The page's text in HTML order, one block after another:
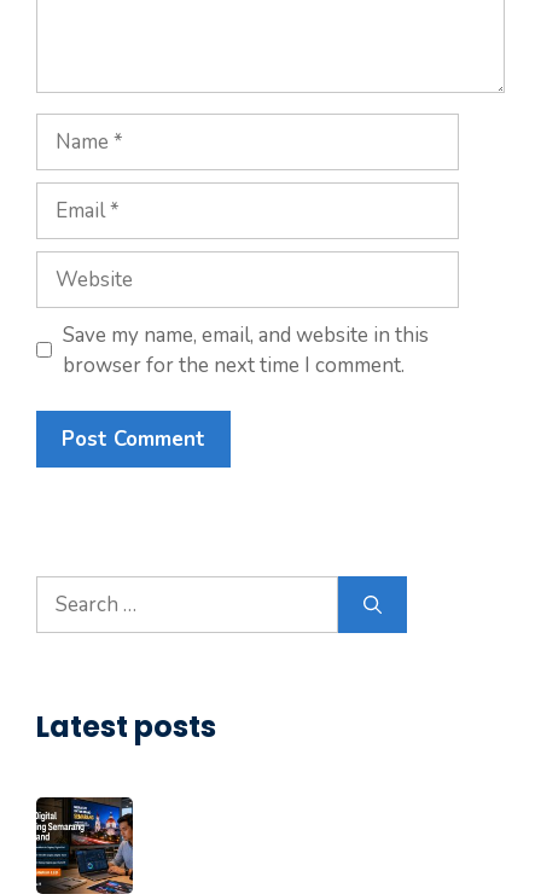
Save my name, email, and website in this
browser for the next time I comment.
Latest posts